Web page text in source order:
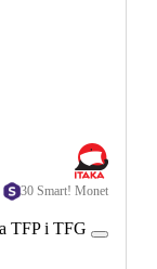
30 Smart! Monet
TFP i TFG